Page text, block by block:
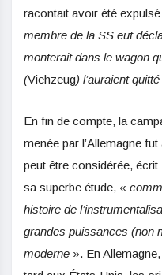
racontait avoir été
membre de la SS eut
monterait dans le wagon
(Viehzeug) l’auraient quitté
En fin de compte, la
menée par l’Allemagne
peut être considérée,
sa superbe étude, «
histoire de
grandes puissances (non
moderne ». En